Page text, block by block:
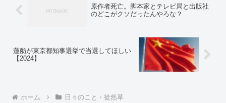
原作者死亡。脚本家とテレビ局と出版社
のどこがクソだったんやろな？
蓮舫が東京都知事選挙で当選してほしい
【2024】
ホーム 日々のこと・徒然草